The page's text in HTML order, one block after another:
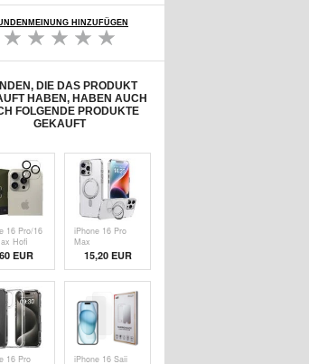
HINZUFÜGEN
DIE DAS PRODUKT
HABEN, HABEN AUCH
FOLGENDE PRODUKTE
GEKAUFT
16 Pro/16
Hofi
/
EUR
iPhone 16 Pro
Max
Magnetische
Kickstand-
Hybridhülle -
Durchsichtig
15,20 EUR
16 Pro
iPhone 16 Saii